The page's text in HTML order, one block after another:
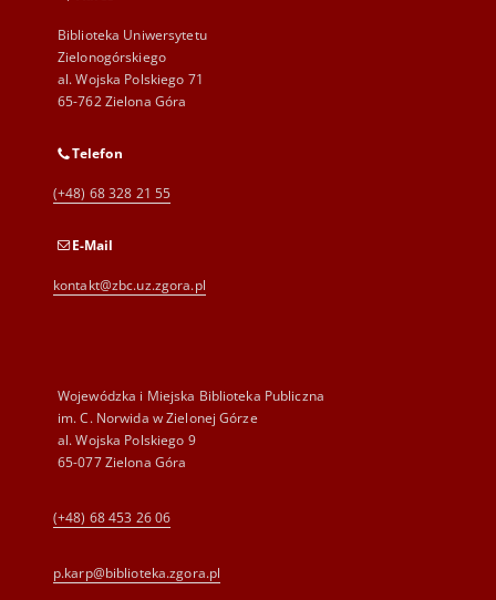
Biblioteka Uniwersytetu
Zielonogórskiego
al. Wojska Polskiego 71
65-762 Zielona Góra
Telefon
(+48) 68 328 21 55
E-Mail
kontakt@zbc.uz.zgora.pl
Wojewódzka i Miejska Biblioteka Publiczna
im. C. Norwida w Zielonej Górze
al. Wojska Polskiego 9
65-077 Zielona Góra
(+48) 68 453 26 06
p.karp@biblioteka.zgora.pl